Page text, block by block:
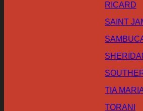
RICARD
SAINT
TIA
TORANI